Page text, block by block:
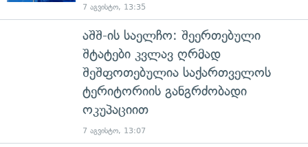
7 აგვისტო, 13:35
აშშ-ის საელჩო: შეერთებული
შტატები კვლავ ღრმად
შეშფოთებულია საქართველოს
ტერიტორიის განგრძობადი
ოკუპაციით
7 აგვისტო, 13:07